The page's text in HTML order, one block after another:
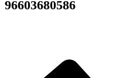
96603680586